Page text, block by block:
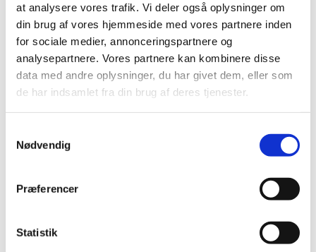
at analysere vores trafik. Vi deler også oplysninger om
din brug af vores hjemmeside med vores partnere inden
for sociale medier, annonceringspartnere og
analysepartnere. Vores partnere kan kombinere disse
data med andre oplysninger, du har givet dem, eller som
de har indsamlet fra din brug af deres tjenester.
Nødvendig
Præferencer
Statistik
Se hvilke fordele du får som medlem hos HortiAdvice herunder.
Gratis telefonrådgivning...
Specialpris på arrangementer...
Tilbud på faglige kurser...
Specialpris på nyhedsbreve...